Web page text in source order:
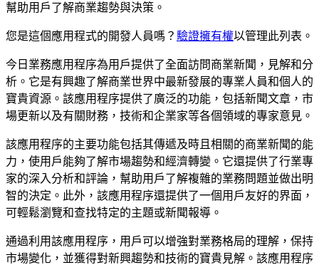
幫助用戶了解商業趨勢與決策。
您是這個應用程式的開發人員嗎？ 驗證擁有權以管理此列表。
今日業務應用程序為用戶提供了全面訪問商業新聞，見解和分
析。它是有興趣了解商業世界中最新發展的專業人員和個人的
寶貴資源。該應用程序提供了廣泛的功能，包括新聞文章，市
場更新以及有關財務，技術和企業家等各個領域的專家意見。
該應用程序的主要功能包括其傳遞及時且相關的商業新聞的能
力，使用戶能夠了解市場趨勢和經濟轉變。它還提供了行業專
家的深入分析和評論，幫助用戶了解複雜的業務問題並做出明
智的決定。此外，該應用程序還提供了一個用戶友好的界面，
可輕鬆瀏覽和查找特定的主題或新聞報導。
通過利用該應用程序，用戶可以增強對業務格局的理解，保持
市場變化，並獲得對新興趨勢和技術的寶貴見解。該應用程序